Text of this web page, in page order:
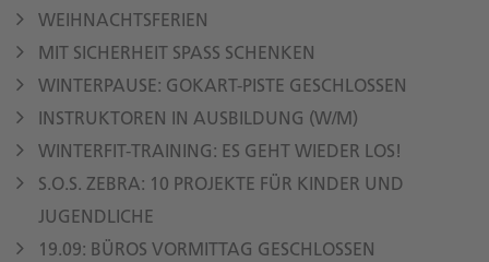
WEIHNACHTSFERIEN
MIT SICHERHEIT SPASS SCHENKEN
WINTERPAUSE: GOKART-PISTE GESCHLOSSEN
INSTRUKTOREN IN AUSBILDUNG (W/M)
WINTERFIT-TRAINING: ES GEHT WIEDER LOS!
S.O.S. ZEBRA: 10 PROJEKTE FÜR KINDER UND
JUGENDLICHE
19.09: BÜROS VORMITTAG GESCHLOSSEN